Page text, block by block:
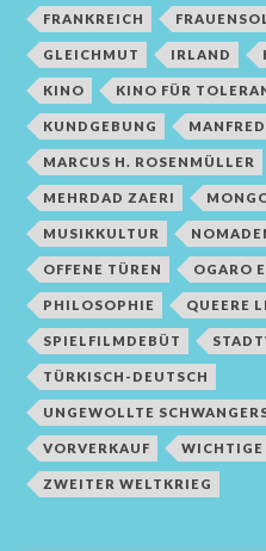
FRANKREICH
GLEICHMUT IRLAND
KINO KINO FÜR
KUNDGEBUNG
MARCUS H. ROSENMÜLLER
MEHRDAD ZAERI
MUSIKKULTUR
OFFENE TÜREN OGARO
PHILOSOPHIE QUEERE
SPIELFILMDEBÜT
TÜRKISCH-DEUTSCH
UNGEWOLLTE
VORVERKAUF WICHTIGE
ZWEITER WELTKRIEG